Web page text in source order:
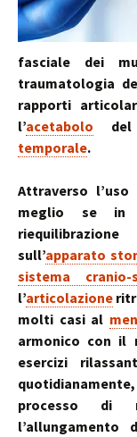
fasciale dei
traumatologia
rapporti
l’acetabolo del
temporale.
Attraverso
meglio se in
sull’apparato
sistema cranio-
l’articolazione
molti casi al
armonico con il
esercizi
processo di
l’allungamento